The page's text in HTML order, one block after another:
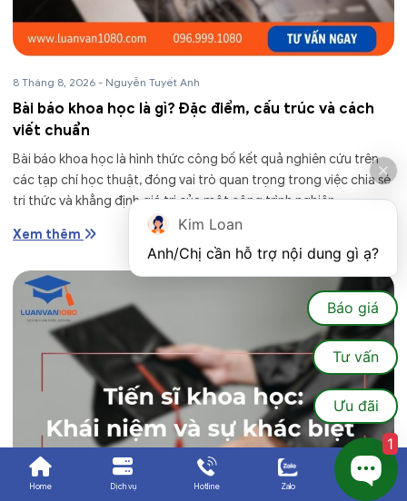
8 Tháng 8, 2026 - Nguyễn Tuyết Anh
Bài báo khoa học là gì? Đặc điểm, cấu trúc và cách
viết chuẩn
Bài báo khoa học là hình thức công bố kết quả nghiên cứu trên
các tạp chí học thuật, đóng vai trò quan trọng trong việc chia sẻ
tri thức và khẳng định giá trị của một công trình nghiên...
Xem thêm
Home Dịch vụ Hotline Zalo Ưu đãi
Kim Loan
Anh/Chị cần hỗ trợ nội dung gì ạ?
Báo giá
Tư vấn
Ưu đãi
1